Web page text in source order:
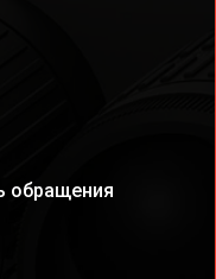
обращения